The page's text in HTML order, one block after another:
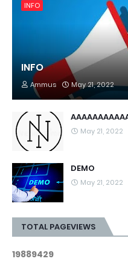
INFO
INFO
Ammus May 21, 2022
May 21, 2022
DEMO
May 21, 2022
TOTAL PAGEVIEWS
19889429